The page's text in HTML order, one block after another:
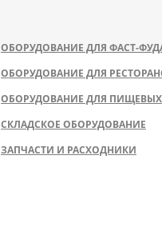
ОБОРУДОВАНИЕ ДЛЯ ФАСТ-
ОБОРУДОВАНИЕ ДЛЯ
ОБОРУДОВАНИЕ ДЛЯ
СКЛАДСКОЕ ОБОРУДОВАНИЕ
ЗАПЧАСТИ И РАСХОДНИКИ